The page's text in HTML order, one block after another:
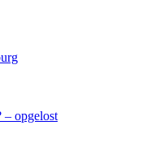
– opgelost